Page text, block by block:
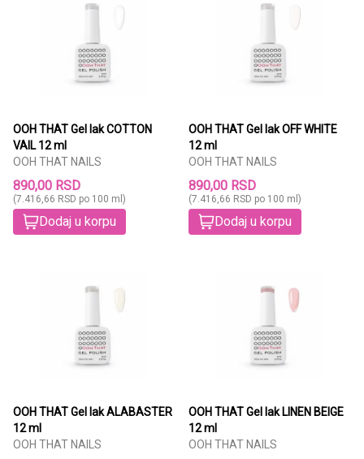
OOH THAT Gel lak COTTON
VAIL 12 ml
OOH THAT NAILS
890,00 RSD
(7.416,66 RSD po 100 ml)
Dodaj u korpu
OOH THAT Gel lak OFF WHITE
12 ml
OOH THAT NAILS
890,00 RSD
(7.416,66 RSD po 100 ml)
Dodaj u korpu
OOH THAT Gel lak ALABASTER
12 ml
OOH THAT NAILS
OOH THAT Gel lak LINEN BEIGE
12 ml
OOH THAT NAILS